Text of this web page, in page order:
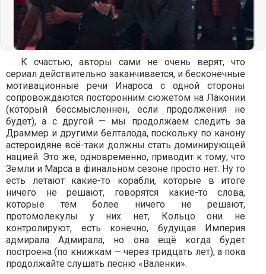
К счастью, авторы сами не очень верят, что
сериал действительно заканчивается, и бесконечные
мотивационные речи Инароса с одной стороны
сопровождаются посторонним сюжетом на Лаконии
(который бессмысленнен, если продолжения не
будет), а с другой — мы продолжаем следить за
Драммер и другими белталода, поскольку по канону
астероидяне всё-таки должны стать доминирующей
нацией. Это же, одновременно, приводит к тому, что
Земли и Марса в финальном сезоне просто нет. Ну то
есть летают какие-то корабли, которые в итоге
ничего не решают, говорятся какие-то слова,
которые тем более ничего не решают,
протомолекулы у них нет, Кольцо они не
контролируют, есть конечно, будущая Империя
адмирала Адмирала, но она ещё когда будет
построена (по книжкам — через тридцать лет), а пока
продолжайте слушать песню «Валенки».